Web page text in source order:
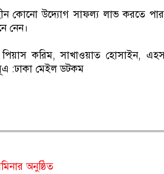
কোনো উদ্যোগ সাফল্য লাভ করতে
নেন।
পিয়াস করিম, সাখাওয়াত হোসাইন,
:ঢাকা মেইল ডটকম
অনুষ্ঠিত